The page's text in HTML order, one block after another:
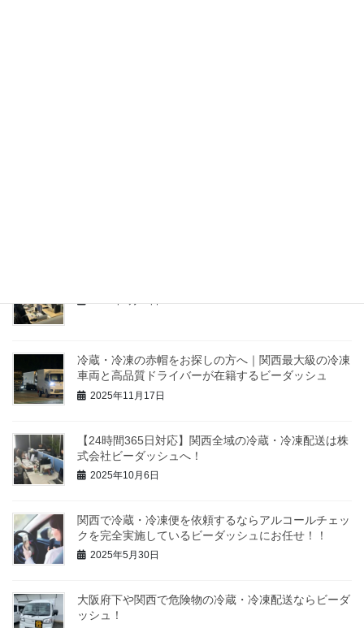
2026年3月24日
冷蔵・冷凍の赤帽をお探しの方へ｜関西最大級の冷凍
車両と高品質ドライバーが在籍するビーダッシュ
2025年11月17日
【24時間365日対応】関西全域の冷蔵・冷凍配送は株
式会社ビーダッシュへ！
2025年10月6日
関西で冷蔵・冷凍便を依頼するならアルコールチェッ
クを完全実施しているビーダッシュにお任せ！！
2025年5月30日
大阪府下や関西で危険物の冷蔵・冷凍配送ならビーダ
ッシュ！